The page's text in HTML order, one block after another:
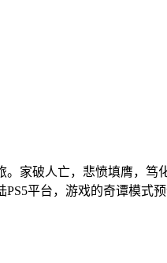
家破人亡，悲愤填膺，
平台，游戏的奇谭模式预